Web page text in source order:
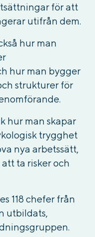
för att
utifrån dem.
hur man
hur man bygger
strukturer för
hur man skapar
trygghet
nya arbetssätt,
ta risker och
118 chefer från
utbildats,